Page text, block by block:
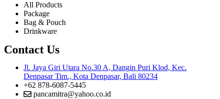
All Products
Package
Bag & Pouch
Drinkware
Contact Us
Jl. Jaya Giri Utara No.30 A, Dangin Puri Klod, Kec.
Denpasar Tim., Kota Denpasar, Bali 80234
+62 878-6087-5445
pancamitra@yahoo.co.id